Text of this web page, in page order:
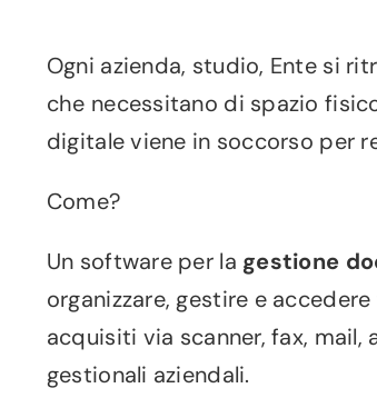
Ogni azienda, studio, Ente si
che necessitano di spazio
digitale viene in soccorso per
Come?
Un software per la gestione
organizzare, gestire e
acquisiti via scanner, fax,
gestionali aziendali.